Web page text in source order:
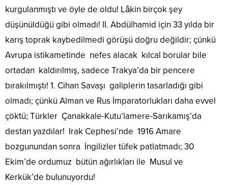
kurgulanmıştı ve öyle de oldu! Lâkin birçok şey
düşünüldüğü gibi olmadı! II. Abdülhamid için 33 yılda bir
karış toprak kaybedilmedi görüşü doğru değildir; çünkü
Avrupa istikametinde nefes alacak kılcal borular bile
ortadan kaldırılmış, sadece Trakya’da bir pencere
bırakılmıştı! 1. Cihan Savaşı galiplerin tasarladığı gibi
olmadı; çünkü Alman ve Rus İmparatorlukları daha evvel
çöktü; Türkler Çanakkale-Kutu’lamere-Sarıkamış’da
destan yazdılar! Irak Cephesi’nde 1916 Amare
bozgunundan sonra İngilizler tüfek patlatmadı; 30
Ekim’de ordumuz bütün ağırlıkları ile Musul ve
Kerkük’de bulunuyordu!